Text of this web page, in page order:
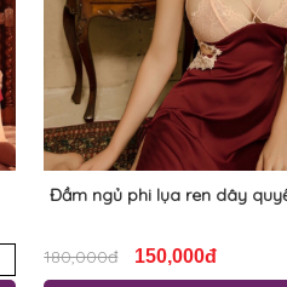
Đầm ngủ phi lụa ren dây
180,000đ 150,000đ